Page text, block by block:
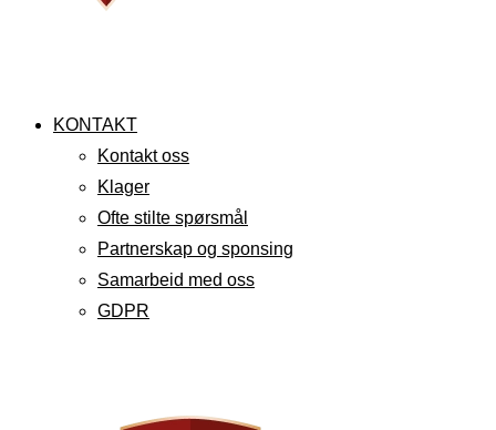
KONTAKT
Kontakt oss
Klager
Ofte stilte spørsmål
Partnerskap og sponsing
Samarbeid med oss
GDPR